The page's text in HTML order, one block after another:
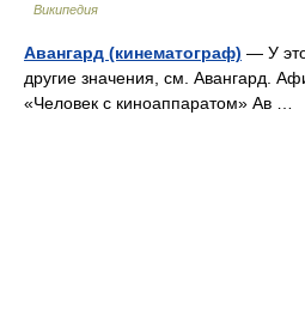
Википедия
Авангард (кинематограф) — У
другие значения, см. Авангард.
«Человек с киноаппаратом» Ав …